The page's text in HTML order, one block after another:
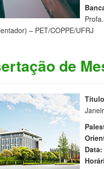
– PET/COPPE/UFRJ
de
Data: